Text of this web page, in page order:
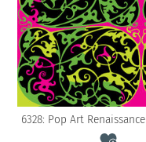
6328: Pop Art Renaissance